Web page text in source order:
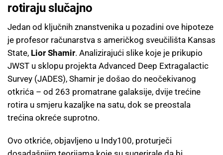
rotiraju slučajno
Jedan od ključnih znanstvenika u pozadini ove hipoteze
je profesor računarstva s američkog sveučilišta Kansas
State, Lior Shamir. Analizirajući slike koje je prikupio
JWST u sklopu projekta Advanced Deep Extragalactic
Survey (JADES), Shamir je došao do neočekivanog
otkrića – od 263 promatrane galaksije, dvije trećine
rotira u smjeru kazaljke na satu, dok se preostala
trećina okreće suprotno.
Ovo otkriće, objavljeno u Indy100, proturječi